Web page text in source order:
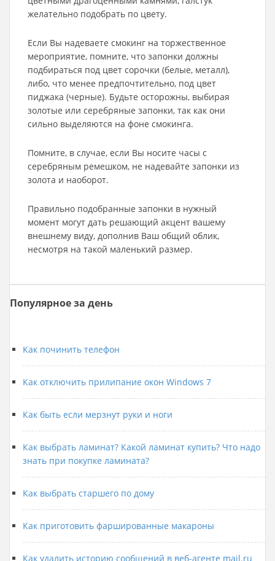
желательно подобрать по цвету.
Если Вы надеваете смокинг на торжественное
мероприятие, помните, что запонки должны
подбираться под цвет сорочки (белые, металл),
либо, что менее предпочтительно, под цвет
пиджака (черные). Будьте осторожны, выбирая
золотые или серебряные запонки, так как они
сильно выделяются на фоне смокинга.
Помните, в случае, если Вы носите часы с
серебряным ремешком, не надевайте запонки из
золота и наоборот.
Правильно подобранные запонки в нужный
момент могут дать решающий акцент вашему
внешнему виду, дополнив Ваш общий облик,
несмотря на такой маленький размер.
Популярное за день
Как починить телефон
Как отключить прилипание окон Windows 7
Как быть если мерзнут руки и ноги
Как выбрать ламинат? Какой ламинат купить? Что надо
знать при покупке ламината?
Как выбрать старшего по дому
Как приготовить фаршированные макароны
Как удалить историю сообщений в веб-агенте mail.ru